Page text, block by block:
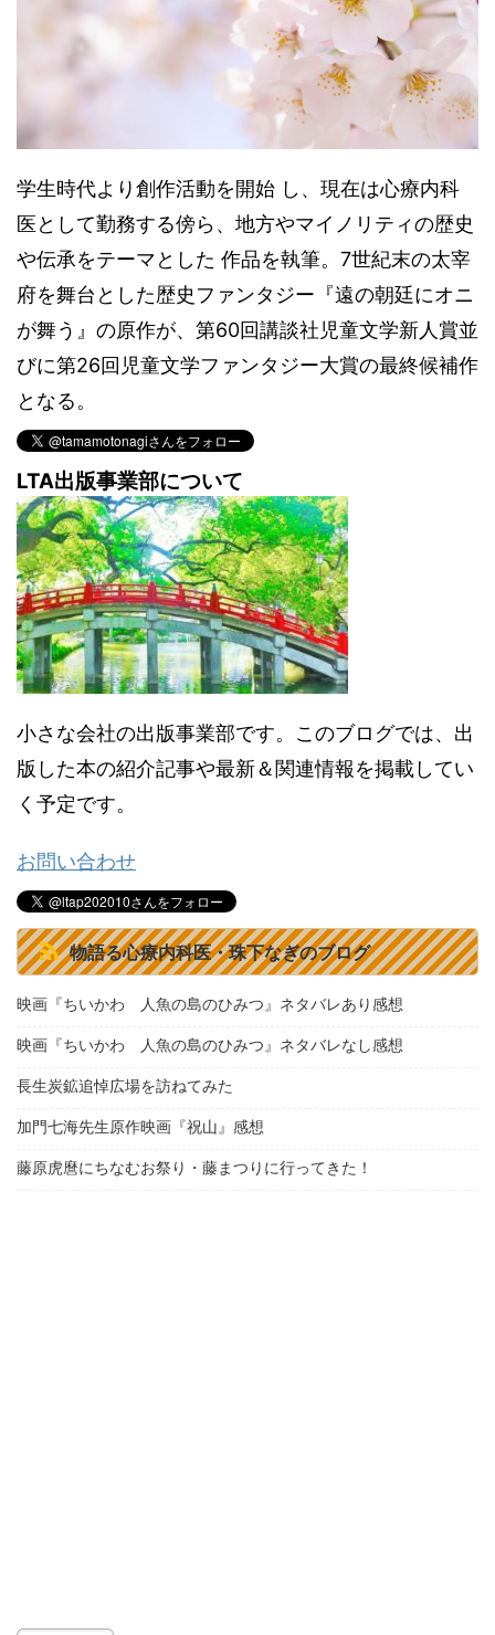
学生時代より創作活動を開始 し、現在は心療内科
医として勤務する傍ら、地方やマイノリティの歴史
や伝承をテーマとした 作品を執筆。7世紀末の太宰
府を舞台とした歴史ファンタジー『遠の朝廷にオニ
が舞う』の原作が、第60回講談社児童文学新人賞並
びに第26回児童文学ファンタジー大賞の最終候補作
となる。
LTA出版事業部について
小さな会社の出版事業部です。このブログでは、出
版した本の紹介記事や最新＆関連情報を掲載してい
く予定です。
お問い合わせ
物語る心療内科医・珠下なぎのブログ
映画『ちいかわ 人魚の島のひみつ』ネタバレあり感想
映画『ちいかわ 人魚の島のひみつ』ネタバレなし感想
長生炭鉱追悼広場を訪ねてみた
加門七海先生原作映画『祝山』感想
藤原虎麿にちなむお祭り・藤まつりに行ってきた！